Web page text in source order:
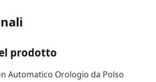
prodotto
Automatico Orologio da Polso